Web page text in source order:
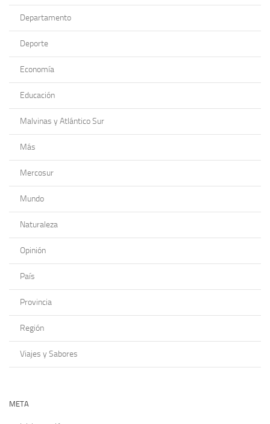
Departamento
Deporte
Economía
Educación
Malvinas y Atlántico Sur
Más
Mercosur
Mundo
Naturaleza
Opinión
País
Provincia
Región
Viajes y Sabores
META